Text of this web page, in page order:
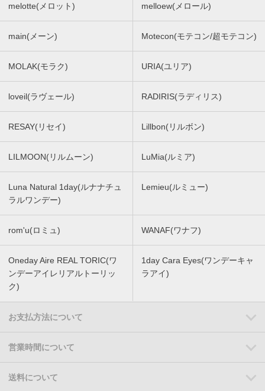
melotte(メロット) melloew(メロール)
main(メーン) Motecon(モテコン/超モテコン)
MOLAK(モラク) URIA(ユリア)
loveil(ラヴェール) RADIRIS(ラディリス)
RESAY(リセイ) Lillbon(リルボン)
LILMOON(リルムーン) LuMia(ルミア)
Luna Natural 1day(ルナナチュ
ラルワンデー)
Lemieu(ルミュー)
rom'u(ロミュ) WANAF(ワナフ)
Oneday Aire REAL TORIC(ワ
ンデーアイレリアルトーリッ
ク)
1day Cara Eyes(ワンデーキャ
ラアイ)
お支払方法について
営業時間について
送料について